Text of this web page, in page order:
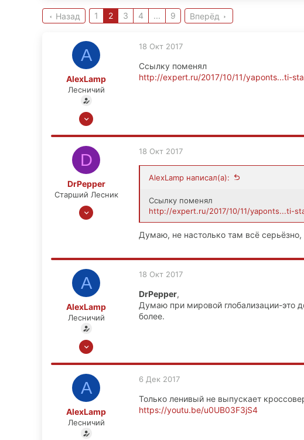
Назад 1 2 3 4 ... 9 Вперёд
A
AlexLamp
Лесничий
13 Ноя 2008
Москва
18 Окт 2017
Ссылку поменял
http://expert.ru/2017/10/11/yaponts...ti-
D
DrPepper
Старший Лесник
7 Июн 2012
18 Окт 2017
AlexLamp написал(а):
Ссылку поменял
http://expert.ru/2017/10/11/yaponts...ti-
Думаю, не настолько там всё серьёзно,
A
AlexLamp
Лесничий
13 Ноя 2008
Москва
18 Окт 2017
DrPepper,
Думаю при мировой глобализации-это
более.
A
AlexLamp
Лесничий
6 Дек 2017
Только ленивый не выпускает
https://youtu.be/u0UB03F3jS4